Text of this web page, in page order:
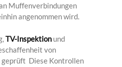
Muffenverbindungen
angenommen wird.
TV-Inspektion und
von
Diese Kontrollen